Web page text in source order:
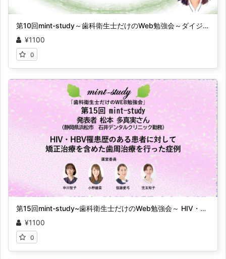
第10回mint-study～歯科衛生士だけのWeb勉強会～ダイジェスト
¥1100
0
第15回mint-study~歯科衛生士だけのWeb勉強会～ HIV・HBV罹患歴のある患者に対して 矯正治療を含めた歯周治療を行った症例
¥1100
0